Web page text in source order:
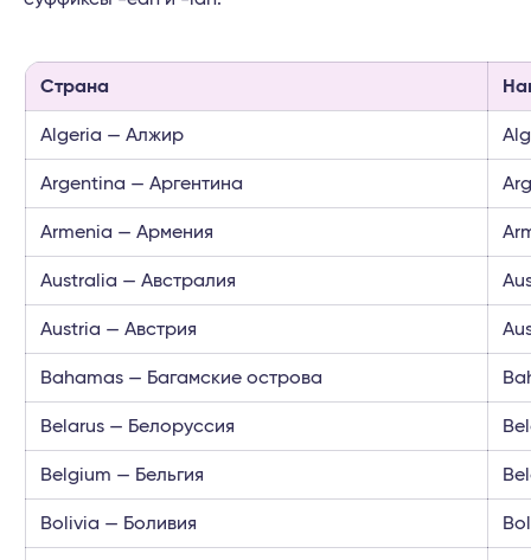
Страна
Algeria — Алжир
Argentina — Аргентина
Armenia — Армения
Australia — Австралия
Austria — Австрия
Bahamas — Багамские острова
Belarus — Белоруссия
Belgium — Бельгия
Bolivia — Боливия